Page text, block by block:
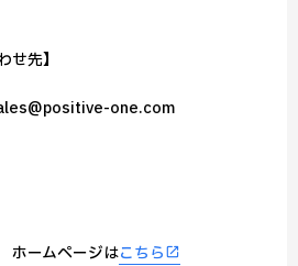
せ先】
one.com
ホームページはこちら